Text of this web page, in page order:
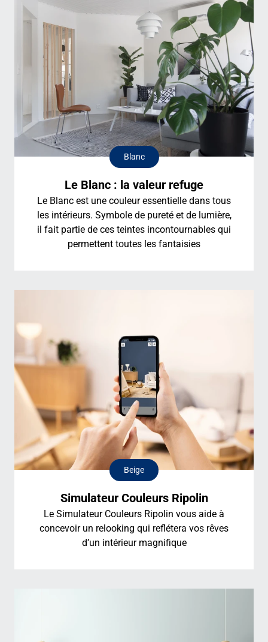
Le Blanc : la valeur refuge
Blanc
Le Blanc est une couleur essentielle dans tous
les intérieurs. Symbole de pureté et de lumière,
il fait partie de ces teintes incontournables qui
permettent toutes les fantaisies
Simulateur Couleurs Ripolin
Beige
Le Simulateur Couleurs Ripolin vous aide à
concevoir un relooking qui reflétera vos rêves
d’un intérieur magnifique